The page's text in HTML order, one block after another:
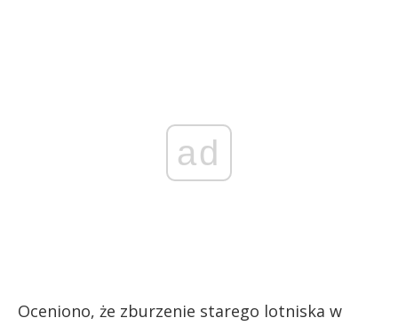
ad
Oceniono, że zburzenie starego lotniska w